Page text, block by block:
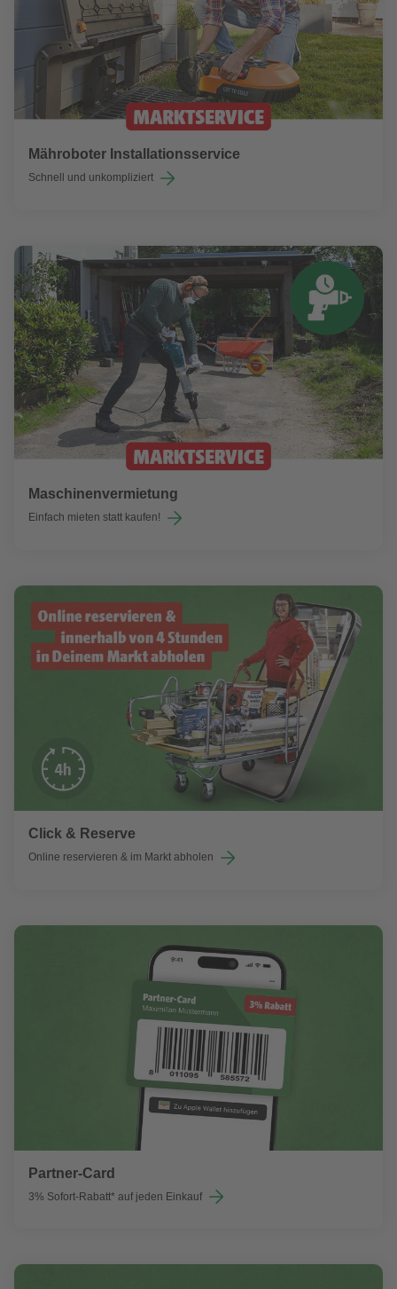
Mähroboter Installationsservice
Schnell und unkompliziert
Maschinenvermietung
Einfach mieten statt kaufen!
Click & Reserve
Online reservieren & im Markt abholen
Partner-Card
3% Sofort-Rabatt* auf jeden Einkauf